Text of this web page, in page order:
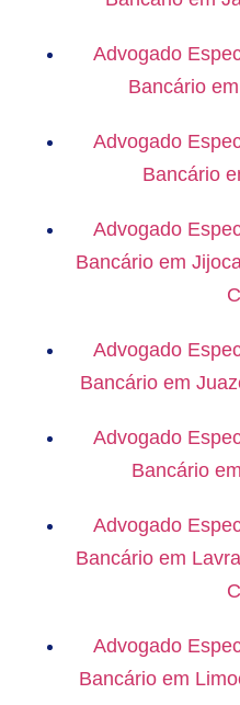
Advogado
Bancário
Advogado
Bancário
Advogado
Bancário em
Advogado
Bancário em
Advogado
Bancário
Advogado
Bancário em
Advogado
Bancário em